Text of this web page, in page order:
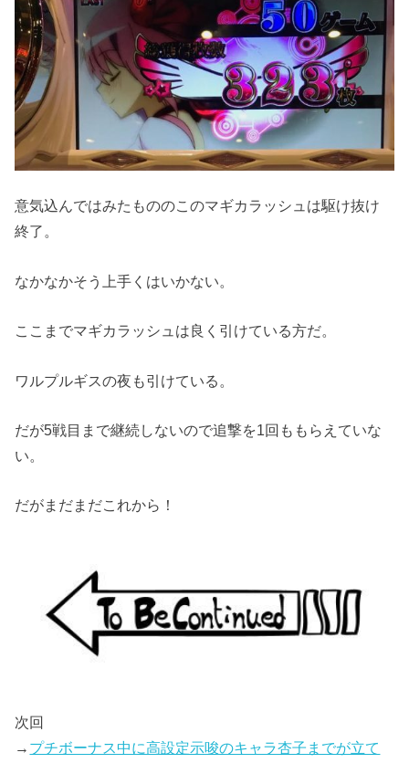
意気込んではみたもののこのマギカラッシュは駆け抜け
終了。
なかなかそう上手くはいかない。
ここまでマギカラッシュは良く引けている方だ。
ワルプルギスの夜も引けている。
だが5戦目まで継続しないので追撃を1回ももらえていな
い。
だがまだまだこれから！
次回
→ プチボーナス中に高設定示唆のキャラ杏子までが立て